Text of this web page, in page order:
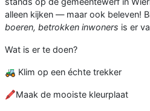
alleen kijken — maar ook beleven!
boeren, betrokken inwoners is er
Wat is er te doen?
🚜 Klim op een échte trekker
🖍️Maak de mooiste kleurplaat